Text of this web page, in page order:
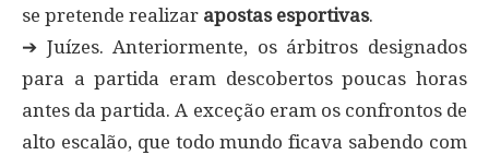
se pretende realizar apostas esportivas.
➔ Juízes. Anteriormente, os árbitros designados
para a partida eram descobertos poucas horas
antes da partida. A exceção eram os confrontos de
alto escalão, que todo mundo ficava sabendo com